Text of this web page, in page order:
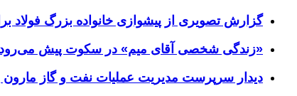
گزارش تصویری از پیشوازی خانواده بزرگ فولاد
«زندگی شخصی آقای میم» در سکوت پیش می‌رود
دیدار سرپرست مدیریت عملیات نفت و گاز مارون